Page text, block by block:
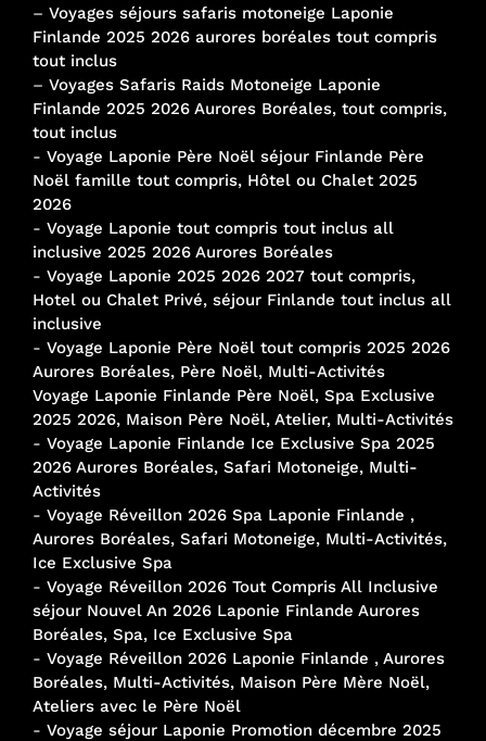
– Voyages séjours safaris motoneige Laponie
Finlande 2025 2026 aurores boréales tout compris
tout inclus
– Voyages Safaris Raids Motoneige Laponie
Finlande 2025 2026 Aurores Boréales, tout compris,
tout inclus
- Voyage Laponie Père Noël séjour Finlande Père
Noël famille tout compris, Hôtel ou Chalet 2025
2026
- Voyage Laponie tout compris tout inclus all
inclusive 2025 2026 Aurores Boréales
- Voyage Laponie 2025 2026 2027 tout compris,
Hotel ou Chalet Privé, séjour Finlande tout inclus all
inclusive
- Voyage Laponie Père Noël tout compris 2025 2026
Aurores Boréales, Père Noël, Multi-Activités
Voyage Laponie Finlande Père Noël, Spa Exclusive
2025 2026, Maison Père Noël, Atelier, Multi-Activités
- Voyage Laponie Finlande Ice Exclusive Spa 2025
2026 Aurores Boréales, Safari Motoneige, Multi-
Activités
- Voyage Réveillon 2026 Spa Laponie Finlande ,
Aurores Boréales, Safari Motoneige, Multi-Activités,
Ice Exclusive Spa
- Voyage Réveillon 2026 Tout Compris All Inclusive
séjour Nouvel An 2026 Laponie Finlande Aurores
Boréales, Spa, Ice Exclusive Spa
- Voyage Réveillon 2026 Laponie Finlande , Aurores
Boréales, Multi-Activités, Maison Père Mère Noël,
Ateliers avec le Père Noël
- Voyage séjour Laponie Promotion décembre 2025